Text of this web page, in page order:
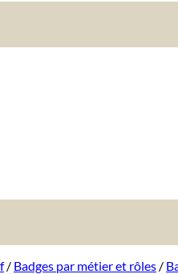
/ Badges par métier et rôles /